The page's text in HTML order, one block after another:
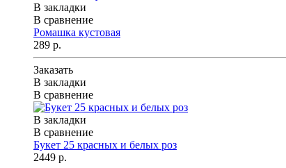
В закладки
В сравнение
Ромашка кустовая
289 р.
Заказать
В закладки
В сравнение
В закладки
В сравнение
Букет 25 красных и белых роз
2449 р.